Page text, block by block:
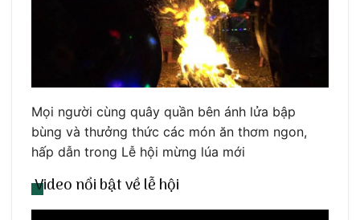
Mọi người cùng quây quần bên ánh lửa bập
bùng và thưởng thức các món ăn thơm ngon,
hấp dẫn trong Lễ hội mừng lúa mới
Video nổi bật về lễ hội